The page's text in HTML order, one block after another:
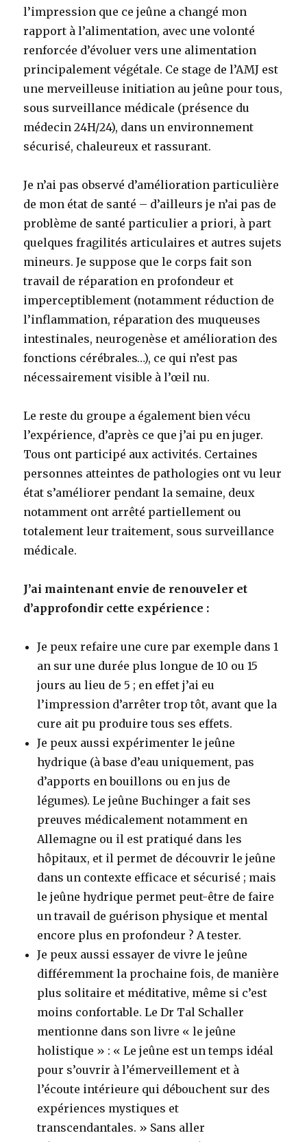
l’impression que ce jeûne a changé mon
rapport à l’alimentation, avec une volonté
renforcée d’évoluer vers une alimentation
principalement végétale. Ce stage de l’AMJ est
une merveilleuse initiation au jeûne pour tous,
sous surveillance médicale (présence du
médecin 24H/24), dans un environnement
sécurisé, chaleureux et rassurant.
Je n’ai pas observé d’amélioration particulière
de mon état de santé – d’ailleurs je n’ai pas de
problème de santé particulier a priori, à part
quelques fragilités articulaires et autres sujets
mineurs. Je suppose que le corps fait son
travail de réparation en profondeur et
imperceptiblement (notamment réduction de
l’inflammation, réparation des muqueuses
intestinales, neurogenèse et amélioration des
fonctions cérébrales…), ce qui n’est pas
nécessairement visible à l’œil nu.
Le reste du groupe a également bien vécu
l’expérience, d’après ce que j’ai pu en juger.
Tous ont participé aux activités. Certaines
personnes atteintes de pathologies ont vu leur
état s’améliorer pendant la semaine, deux
notamment ont arrêté partiellement ou
totalement leur traitement, sous surveillance
médicale.
J’ai maintenant envie de renouveler et
d’approfondir cette expérience :
Je peux refaire une cure par exemple dans 1
an sur une durée plus longue de 10 ou 15
jours au lieu de 5 ; en effet j’ai eu
l’impression d’arrêter trop tôt, avant que la
cure ait pu produire tous ses effets.
Je peux aussi expérimenter le jeûne
hydrique (à base d’eau uniquement, pas
d’apports en bouillons ou en jus de
légumes). Le jeûne Buchinger a fait ses
preuves médicalement notamment en
Allemagne ou il est pratiqué dans les
hôpitaux, et il permet de découvrir le jeûne
dans un contexte efficace et sécurisé ; mais
le jeûne hydrique permet peut-être de faire
un travail de guérison physique et mental
encore plus en profondeur ? A tester.
Je peux aussi essayer de vivre le jeûne
différemment la prochaine fois, de manière
plus solitaire et méditative, même si c’est
moins confortable. Le Dr Tal Schaller
mentionne dans son livre « le jeûne
holistique » : « Le jeûne est un temps idéal
pour s’ouvrir à l’émerveillement et à
l’écoute intérieure qui débouchent sur des
expériences mystiques et
transcendantales. » Sans aller